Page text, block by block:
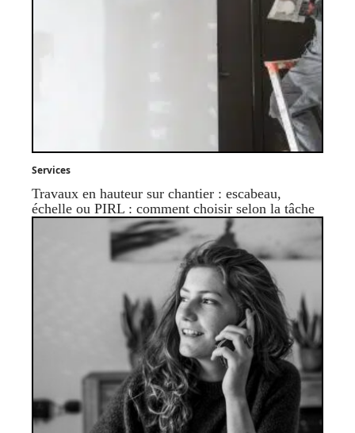
Services
Travaux en hauteur sur chantier : escabeau,
échelle ou PIRL : comment choisir selon la tâche